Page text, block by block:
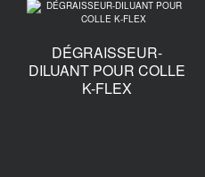
DÉGRAISSEUR-
DILUANT POUR COLLE
K-FLEX